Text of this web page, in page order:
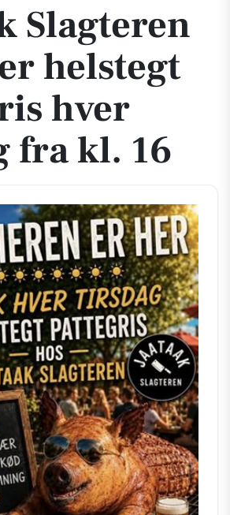
Slagteren
helstegt
hver
fra kl. 16